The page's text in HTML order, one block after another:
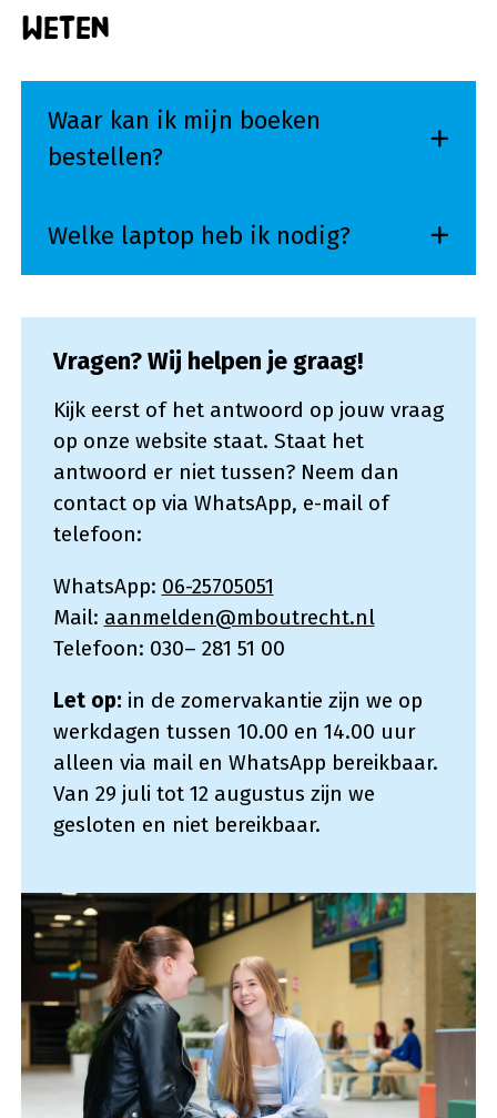
weten
Waar kan ik mijn boeken
bestellen?
Welke laptop heb ik nodig?
Vragen? Wij helpen je graag!
Kijk eerst of het antwoord op jouw vraag
op onze website staat. Staat het
antwoord er niet tussen? Neem dan
contact op via WhatsApp, e-mail of
telefoon:
WhatsApp: 06-25705051
Mail: aanmelden@mboutrecht.nl
Telefoon: 030– 281 51 00
Let op: in de zomervakantie zijn we op
werkdagen tussen 10.00 en 14.00 uur
alleen via mail en WhatsApp bereikbaar.
Van 29 juli tot 12 augustus zijn we
gesloten en niet bereikbaar.